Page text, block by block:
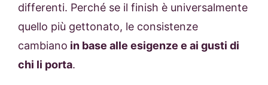
differenti. Perché se il finish è universalmente
quello più gettonato, le consistenze
cambiano in base alle esigenze e ai gusti di
chi li porta.